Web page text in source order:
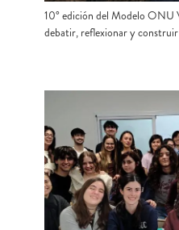
10° edición del Modelo ONU
debatir, reflexionar y